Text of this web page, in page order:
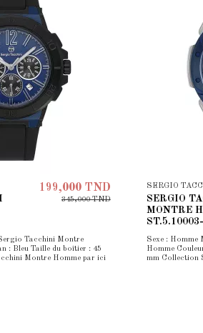
199,000 TND
345,000 TND
Tacchini Montre
: Bleu Taille du boîtier : 45
Montre Homme par ici
SERGIO
SERGIO
MONTRE
Sexe : Homme
Homme
mm Collection